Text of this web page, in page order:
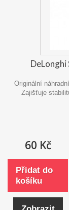
Originální
Zajišťuje
60 Kč
Přidat do
košíku